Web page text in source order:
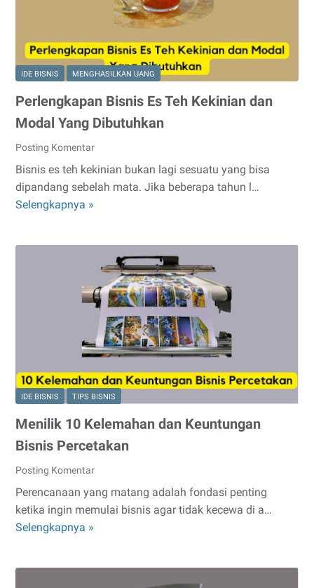
yang
Menguntungkan
Kesuksesan
Acara
IDE BISNIS MENGHASILKAN UANG
Perlengkapan Bisnis Es Teh Kekinian dan
Modal Yang Dibutuhkan
Posting Komentar
Bisnis es teh kekinian bukan lagi sesuatu yang bisa
dipandang sebelah mata. Jika beberapa tahun l…
Selengkapnya »
Kekinian
dan
Modal
Yang
Dibutuhkan
IDE BISNIS TIPS BISNIS
Menilik 10 Kelemahan dan Keuntungan
Bisnis Percetakan
Posting Komentar
Perencanaan yang matang adalah fondasi penting
ketika ingin memulai bisnis agar tidak kecewa di a…
Selengkapnya »